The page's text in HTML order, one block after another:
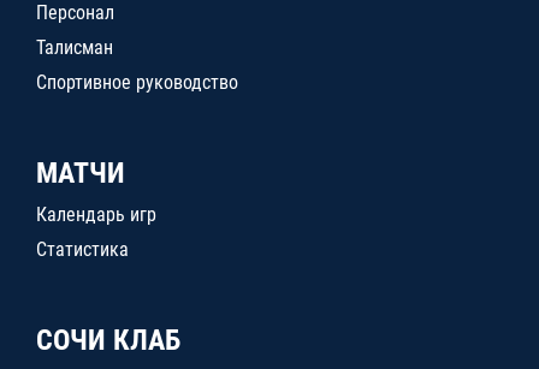
Персонал
Талисман
Спортивное руководство
МАТЧИ
Календарь игр
Статистика
СОЧИ КЛАБ